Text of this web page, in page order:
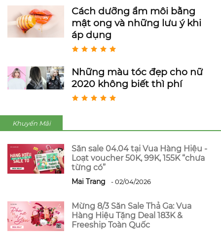
Cách dưỡng ẩm môi bằng
mật ong và những lưu ý khi
áp dụng
Những màu tóc đẹp cho nữ
2020 không biết thì phí
Khuyến Mãi
Săn sale 04.04 tại Vua Hàng Hiệu -
Loạt voucher 50K, 99K, 155K “chưa
từng có”
Mai Trang - 02/04/2026
Mừng 8/3 Săn Sale Thả Ga: Vua
Hàng Hiệu Tặng Deal 183K &
Freeship Toàn Quốc